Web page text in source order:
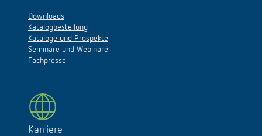
Downloads
Katalogbestellung
Kataloge und Prospekte
Seminare und Webinare
Fachpresse
Karriere